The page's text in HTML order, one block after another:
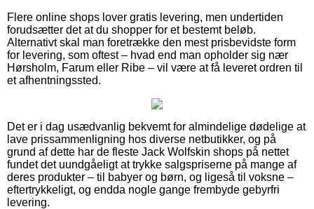
Flere online shops lover gratis levering, men undertiden
forudsætter det at du shopper for et bestemt beløb.
Alternativt skal man foretrække den mest prisbevidste form
for levering, som oftest – hvad end man opholder sig nær
Hørsholm, Farum eller Ribe – vil være at få leveret ordren til
et afhentningssted.
Det er i dag usædvanlig bekvemt for almindelige dødelige at
lave prissammenligning hos diverse netbutikker, og på
grund af dette har de fleste Jack Wolfskin shops på nettet
fundet det uundgåeligt at trykke salgspriserne på mange af
deres produkter – til babyer og børn, og ligeså til voksne –
eftertrykkeligt, og endda nogle gange frembyde gebyrfri
levering.